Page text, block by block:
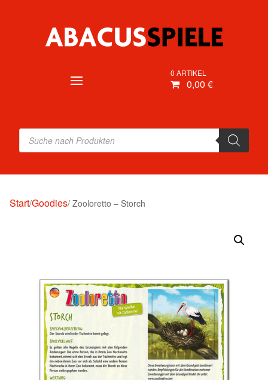
0 ARTIKEL
0,00 €
Products
search
Start/Goodies/ Zooloretto – Storch